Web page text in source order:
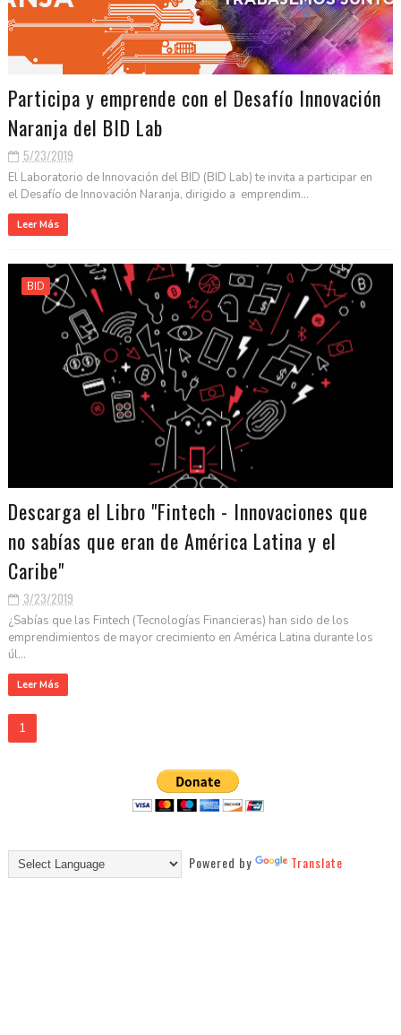
Participa y emprende con el Desafío Innovación
Naranja del BID Lab
5/23/2019
El Laboratorio de Innovación del BID (BID Lab) te invita a participar en
el Desafío de Innovación Naranja, dirigido a emprendim...
Leer Más
BID
Descarga el Libro "Fintech - Innovaciones que
no sabías que eran de América Latina y el
Caribe"
3/23/2019
¿Sabías que las Fintech (Tecnologías Financieras) han sido de los
emprendimientos de mayor crecimiento en América Latina durante los
úl...
Leer Más
1
Powered by Translate